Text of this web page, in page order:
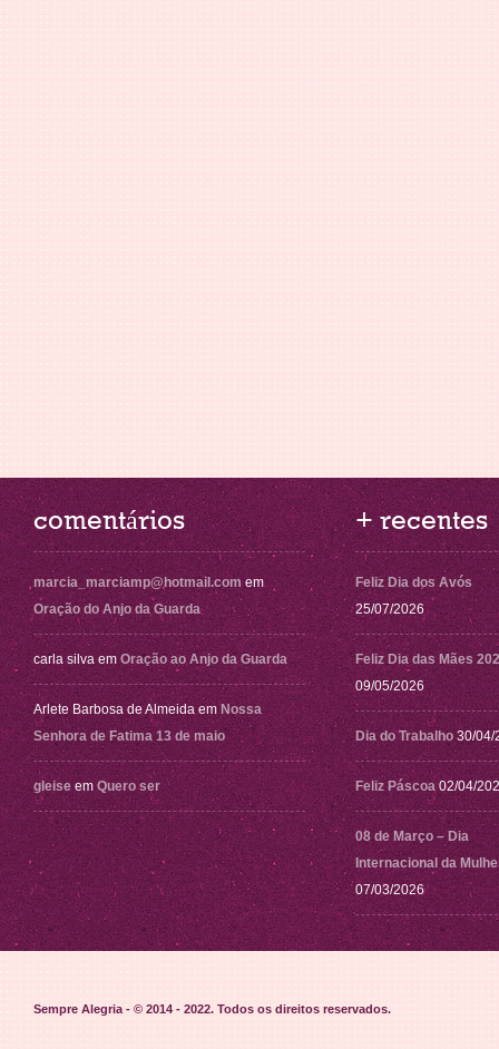
comentários
marcia_marciamp@hotmail.com em
Oração do Anjo da Guarda
carla silva em Oração ao Anjo da Guarda
Arlete Barbosa de Almeida em Nossa
Senhora de Fatima 13 de maio
gleise em Quero ser
+ recentes
Feliz Dia dos Avós
25/07/2026
Feliz Dia das Mães
09/05/2026
Dia do Trabalho 30/04/
Feliz Páscoa 02/04/
08 de Março – Dia
Internacional da
07/03/2026
Sempre Alegria - © 2014 - 2022. Todos os direitos reservados.